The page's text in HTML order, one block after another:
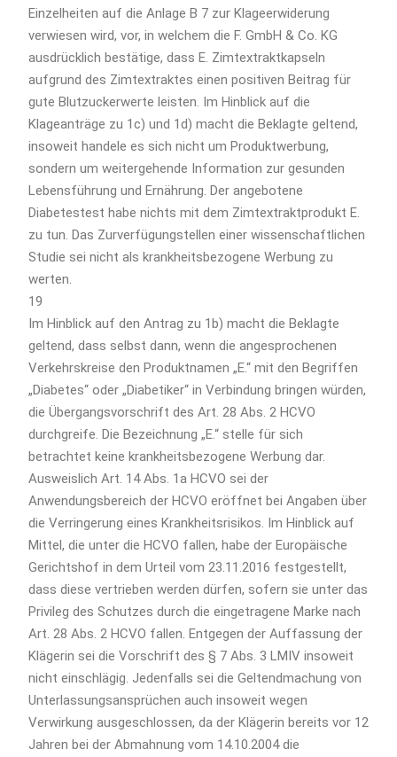
Einzelheiten auf die Anlage B 7 zur Klageerwiderung
verwiesen wird, vor, in welchem die F. GmbH & Co. KG
ausdrücklich bestätige, dass E. Zimtextraktkapseln
aufgrund des Zimtextraktes einen positiven Beitrag für
gute Blutzuckerwerte leisten. Im Hinblick auf die
Klageanträge zu 1c) und 1d) macht die Beklagte geltend,
insoweit handele es sich nicht um Produktwerbung,
sondern um weitergehende Information zur gesunden
Lebensführung und Ernährung. Der angebotene
Diabetestest habe nichts mit dem Zimtextraktprodukt E.
zu tun. Das Zurverfügungstellen einer wissenschaftlichen
Studie sei nicht als krankheitsbezogene Werbung zu
werten.
19
Im Hinblick auf den Antrag zu 1b) macht die Beklagte
geltend, dass selbst dann, wenn die angesprochenen
Verkehrskreise den Produktnamen „E.“ mit den Begriffen
„Diabetes“ oder „Diabetiker“ in Verbindung bringen würden,
die Übergangsvorschrift des Art. 28 Abs. 2 HCVO
durchgreife. Die Bezeichnung „E.“ stelle für sich
betrachtet keine krankheitsbezogene Werbung dar.
Ausweislich Art. 14 Abs. 1a HCVO sei der
Anwendungsbereich der HCVO eröffnet bei Angaben über
die Verringerung eines Krankheitsrisikos. Im Hinblick auf
Mittel, die unter die HCVO fallen, habe der Europäische
Gerichtshof in dem Urteil vom 23.11.2016 festgestellt,
dass diese vertrieben werden dürfen, sofern sie unter das
Privileg des Schutzes durch die eingetragene Marke nach
Art. 28 Abs. 2 HCVO fallen. Entgegen der Auffassung der
Klägerin sei die Vorschrift des § 7 Abs. 3 LMIV insoweit
nicht einschlägig. Jedenfalls sei die Geltendmachung von
Unterlassungsansprüchen auch insoweit wegen
Verwirkung ausgeschlossen, da der Klägerin bereits vor 12
Jahren bei der Abmahnung vom 14.10.2004 die